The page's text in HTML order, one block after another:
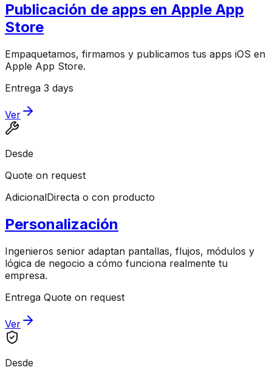
Publicación de apps en Apple App
Store
Empaquetamos, firmamos y publicamos tus apps iOS en
Apple App Store.
Entrega 3 days
Ver
Desde
Quote on request
AdicionalDirecta o con producto
Personalización
Ingenieros senior adaptan pantallas, flujos, módulos y
lógica de negocio a cómo funciona realmente tu
empresa.
Entrega Quote on request
Ver
Desde